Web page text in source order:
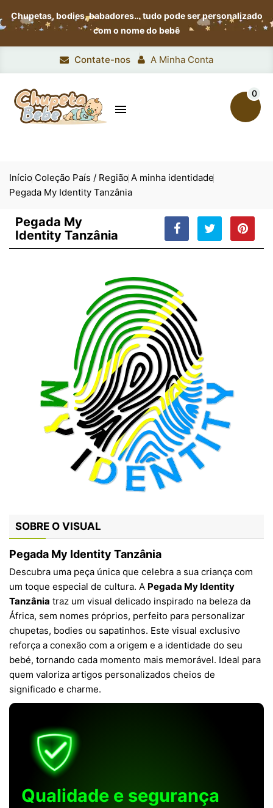
Chupetas, bodies, babadores…tudo pode ser personalizado
com o nome do bebê
Contate-nos A Minha Conta

0
Início Coleção País / Região A minha identidade
Pegada My Identity Tanzânia
Pegada My
Identity Tanzânia
SOBRE O VISUAL
Pegada My Identity Tanzânia
Descubra uma peça única que celebra a sua criança com
um toque especial de cultura. A Pegada My Identity
Tanzânia traz um visual delicado inspirado na beleza da
África, sem nomes próprios, perfeito para personalizar
chupetas, bodies ou sapatinhos. Este visual exclusivo
reforça a conexão com a origem e a identidade do seu
bebé, tornando cada momento mais memorável. Ideal para
quem valoriza artigos personalizados cheios de
significado e charme.
Qualidade e segurança